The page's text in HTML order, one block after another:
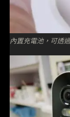
內置充電池，可透